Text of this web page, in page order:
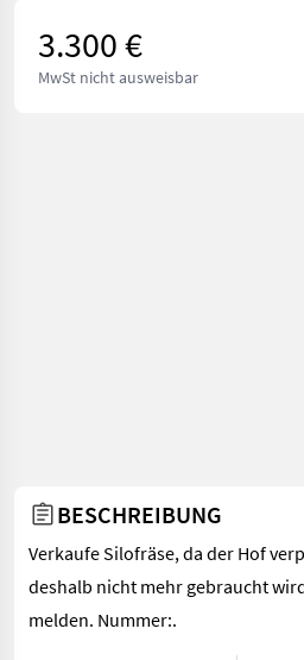
3.300 €
MwSt nicht ausweisbar
BESCHREIBUNG
Verkaufe Silofräse, da der Hof
deshalb nicht mehr gebraucht
melden. Nummer:.